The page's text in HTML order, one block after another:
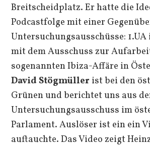
Breitscheidplatz. Er hatte die
Podcastfolge mit einer
Untersuchungsausschüsse:
mit dem Ausschuss zur
sogenannten Ibiza-Affäre in
David Stögmüller ist bei den
Grünen und berichtet uns aus
Untersuchungsausschuss im
Parlament. Auslöser ist ein ein
auftauchte. Das Video zeigt